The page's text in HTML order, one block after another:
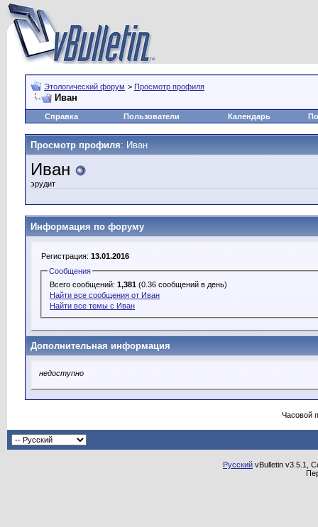
Этологический форум > Просмотр профиля
Иван
Справка Пользователи Календарь
Просмотр профиля: Иван
Иван
эрудит
Информация по форуму
Регистрация: 13.01.2016
Сообщения
Всего сообщений:1,381 (0.36 сообщений в день)
Найти все сообщения от Иван
Найти все темы с Иван
Дополнительная информация
недоступно
Часовой
Русский vBulletin v3.5.1,